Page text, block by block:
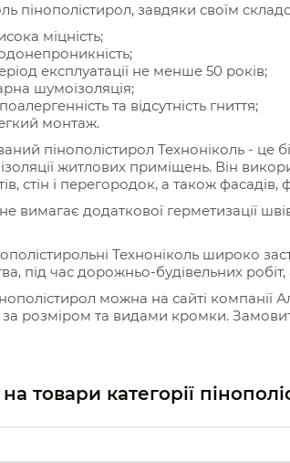
пінополістирол, завдяки своїм
міцність;
експлуатації не менше 50 років;
шумоізоляція;
та відсутність гниття;
монтаж.
пінополістирол Техноніколь - це
житлових приміщень. Він
стін і перегородок, а також фасадів,
вимагає додаткової герметизації
Техноніколь широко
під час дорожньо-будівельних
можна на сайті компанії
за розміром та видами кромки.
товари категорії